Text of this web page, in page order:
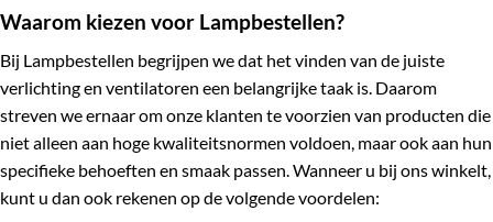
Waarom kiezen voor Lampbestellen?
Bij Lampbestellen begrijpen we dat het vinden van de juiste
verlichting en ventilatoren een belangrijke taak is. Daarom
streven we ernaar om onze klanten te voorzien van producten die
niet alleen aan hoge kwaliteitsnormen voldoen, maar ook aan hun
specifieke behoeften en smaak passen. Wanneer u bij ons winkelt,
kunt u dan ook rekenen op de volgende voordelen: